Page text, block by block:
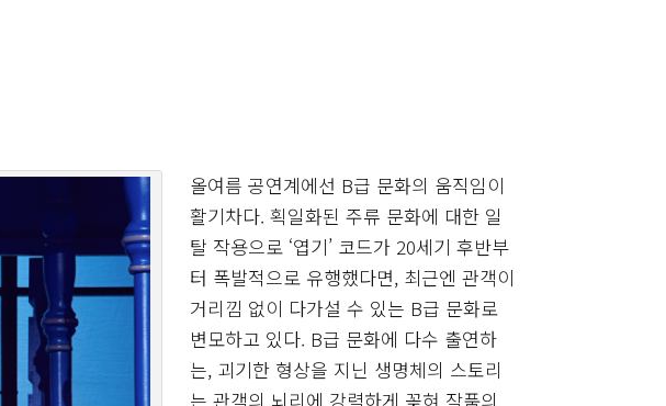
올여름 공연계에선 B급 문화의 움직임이
활기차다. 획일화된 주류 문화에 대한 일
탈 작용으로 ‘엽기’ 코드가 20세기 후반부
터 폭발적으로 유행했다면, 최근엔 관객이
거리낌 없이 다가설 수 있는 B급 문화로
변모하고 있다. B급 문화에 다수 출연하
는, 괴기한 형상을 지닌 생명체의 스토리
는 관객의 뇌리에 강력하게 꽂혀 작품의